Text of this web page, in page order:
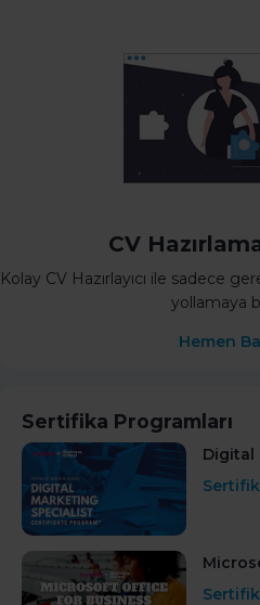
CV
Kolay CV Hazırlayıcı ile sadece
yollamaya
Hemen
Sertifika Programları
Digital